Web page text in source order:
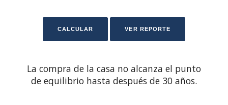
La compra de la casa no alcanza el punto
de equilibrio hasta después de 30 años.